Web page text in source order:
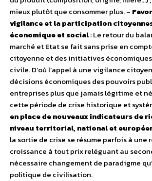
mieux plutôt que consommer plus. –
vigilance et la participation
économique et social: Le retour du
marché et Etat se fait sans prise en
citoyenne et des initiatives
civile. D’où l’appel à une vigilance
décisions économiques des pouvoirs
entreprises plus que jamais légitime et
cette période de crise historique et
en place de nouveaux indicateurs de
niveau territorial, national et
la sortie de crise se résume parfois à une
croissance à tout prix reléguant au
nécessaire changement de paradigme
politique de civilisation.